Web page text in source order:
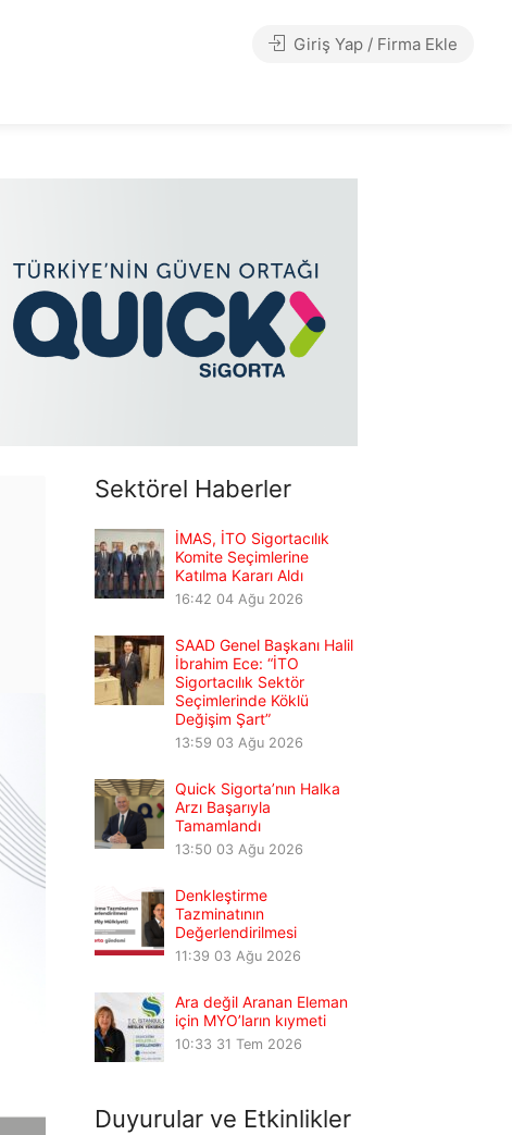
Giriş Yap / Firma Ekle
Sektörel Haberler
İMAS, İTO Sigortacılık
Komite Seçimlerine
Katılma Kararı Aldı
16:42 04 Ağu 2026
SAAD Genel Başkanı Halil
İbrahim Ece: “İTO
Sigortacılık Sektör
Seçimlerinde Köklü
Değişim Şart”
13:59 03 Ağu 2026
Quick Sigorta’nın Halka
Arzı Başarıyla
Tamamlandı
13:50 03 Ağu 2026
Denkleştirme
Tazminatının
Değerlendirilmesi
11:39 03 Ağu 2026
Ara değil Aranan Eleman
için MYO’ların kıymeti
10:33 31 Tem 2026
Duyurular ve Etkinlikler